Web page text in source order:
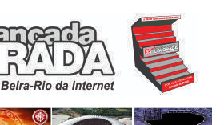
Colorada